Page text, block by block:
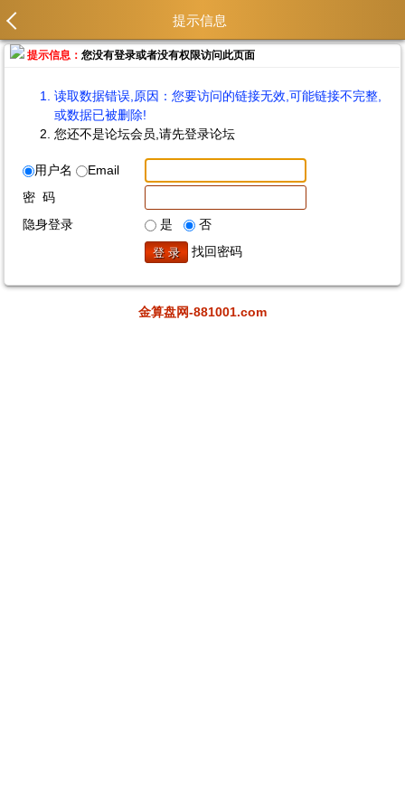
提示信息
提示信息：您没有登录或者没有权限访问此页面
读取数据错误,原因：您要访问的链接无效,可能链接不完整,
或数据已被删除!
您还不是论坛会员,请先登录论坛
用户名
Email
密 码
隐身登录
是
否
找回密码
金算盘网-881001.com